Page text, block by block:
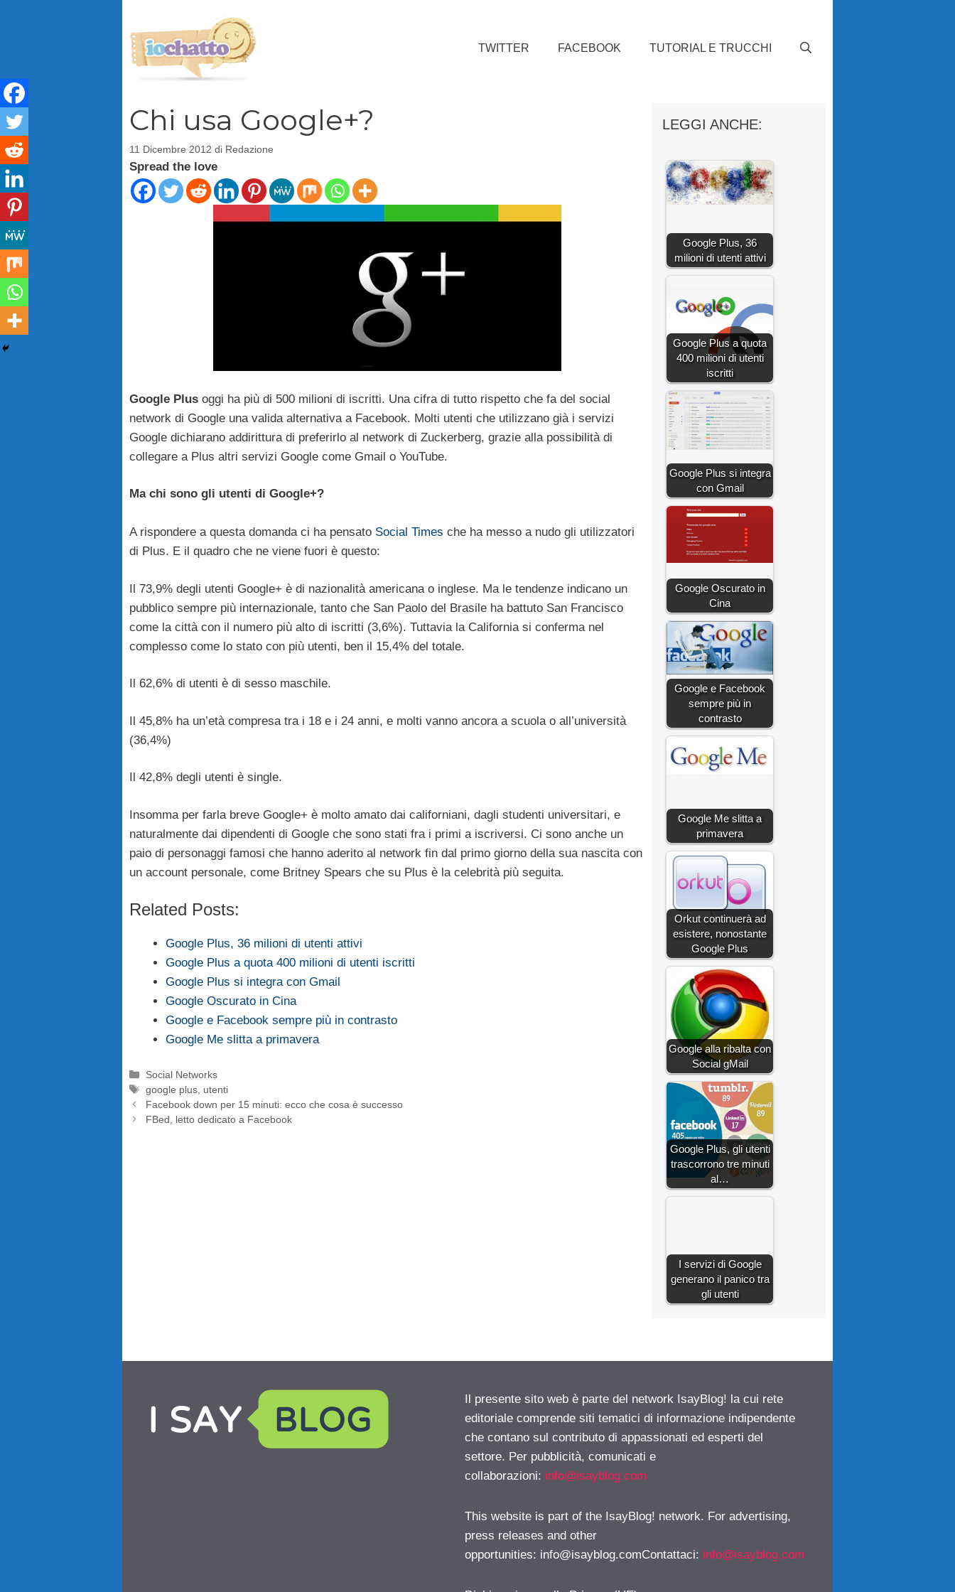
TWITTER FACEBOOK TUTORIAL E TRUCCHI
Chi usa Google+?
11 Dicembre 2012 di Redazione
Spread the love
Google Plus oggi ha più di 500 milioni di iscritti. Una cifra di tutto rispetto che fa del social
network di Google una valida alternativa a Facebook. Molti utenti che utilizzano già i servizi
Google dichiarano addirittura di preferirlo al network di Zuckerberg, grazie alla possibilità di
collegare a Plus altri servizi Google come Gmail o YouTube.
Ma chi sono gli utenti di Google+?
A rispondere a questa domanda ci ha pensato Social Times che ha messo a nudo gli utilizzatori
di Plus. E il quadro che ne viene fuori è questo:
Il 73,9% degli utenti Google+ è di nazionalità americana o inglese. Ma le tendenze indicano un
pubblico sempre più internazionale, tanto che San Paolo del Brasile ha battuto San Francisco
come la città con il numero più alto di iscritti (3,6%). Tuttavia la California si conferma nel
complesso come lo stato con più utenti, ben il 15,4% del totale.
Il 62,6% di utenti è di sesso maschile.
Il 45,8% ha un’età compresa tra i 18 e i 24 anni, e molti vanno ancora a scuola o all’università
(36,4%)
Il 42,8% degli utenti è single.
Insomma per farla breve Google+ è molto amato dai californiani, dagli studenti universitari, e
naturalmente dai dipendenti di Google che sono stati fra i primi a iscriversi. Ci sono anche un
paio di personaggi famosi che hanno aderito al network fin dal primo giorno della sua nascita con
un account personale, come Britney Spears che su Plus è la celebrità più seguita.
Related Posts:
Google Plus, 36 milioni di utenti attivi
Google Plus a quota 400 milioni di utenti iscritti
Google Plus si integra con Gmail
Google Oscurato in Cina
Google e Facebook sempre più in contrasto
Google Me slitta a primavera
Categorie
Social Networks
Tag
google plus utenti
Facebook down per 15 minuti: ecco che cosa è successo
FBed, letto dedicato a Facebook
LEGGI ANCHE:
Google Plus, 36
milioni di utenti attivi
Google Plus a quota
400 milioni di utenti
iscritti
Google Plus si integra
con Gmail
Google Oscurato in
Cina
Google e Facebook
sempre più in
contrasto
Google Me slitta a
primavera
Orkut continuerà ad
esistere, nonostante
Google Plus
Google alla ribalta con
Social gMail
Google Plus, gli utenti
trascorrono tre minuti
al…
I servizi di Google
generano il panico tra
gli utenti
Il presente sito web è parte del network IsayBlog! la cui rete
editoriale comprende siti tematici di informazione indipendente
che contano sul contributo di appassionati ed esperti del
settore. Per pubblicità, comunicati e
collaborazioni: info@isayblog.com
This website is part of the IsayBlog! network. For advertising,
press releases and other
opportunities: info@isayblog.comContattaci: info@isayblog.com